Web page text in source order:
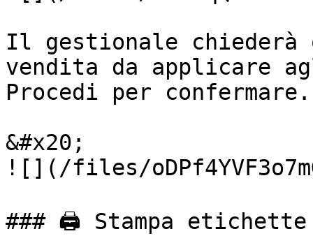
Il gestionale
vendita da
Procedi per confermare.
&#x20;
![](/files/
### 🖨️ Stampa etichette